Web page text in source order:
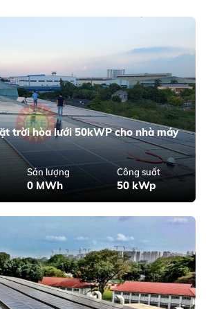
trời hòa lưới 50kWP cho nhà máy
Sản lượng
0 MWh
Công suất
50 kWp